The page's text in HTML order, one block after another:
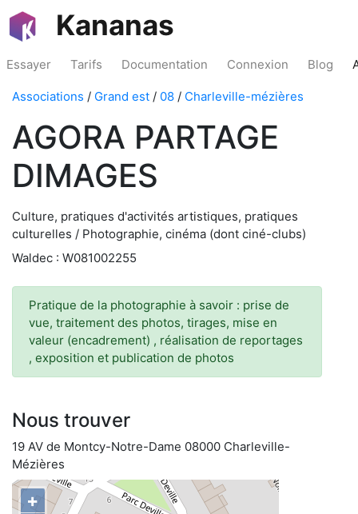
Kananas
Essayer Tarifs Documentation Connexion Blog
Associations / Grand est / 08 / Charleville-mézières
AGORA PARTAGE
DIMAGES
Culture, pratiques d'activités artistiques, pratiques
culturelles / Photographie, cinéma (dont ciné-clubs)
Waldec : W081002255
Pratique de la photographie à savoir : prise de
vue, traitement des photos, tirages, mise en
valeur (encadrement) , réalisation de reportages
, exposition et publication de photos
Nous trouver
19 AV de Montcy-Notre-Dame 08000 Charleville-
Mézières
+